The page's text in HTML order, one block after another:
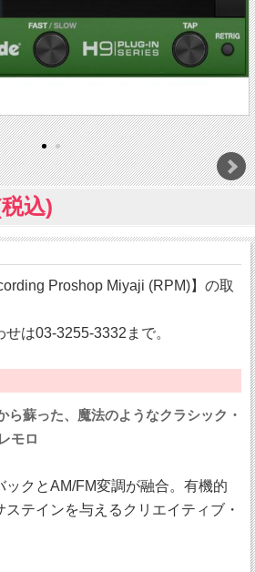
込)
Proshop Miyaji (RPM)】の取
は03-3255-3332まで。
ら蘇った、魔法のようなクラシック・
モロ
ックとAM/FM変調が融合。有機的
テインを与えるクリエイティブ・